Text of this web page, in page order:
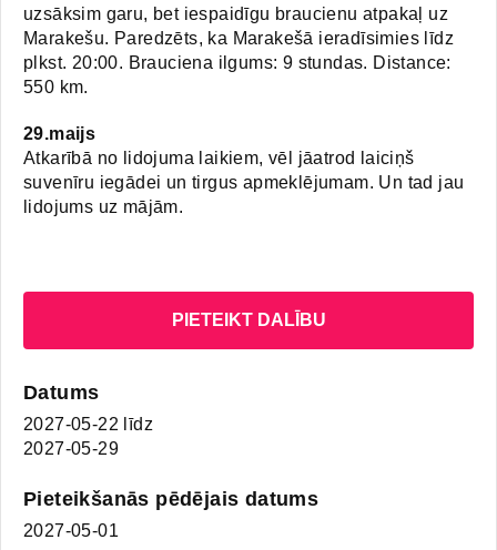
uzsāksim garu, bet iespaidīgu braucienu atpakaļ uz
Marakešu. Paredzēts, ka Marakešā ieradīsimies līdz
plkst. 20:00. Brauciena ilgums: 9 stundas. Distance:
550 km.
29.maijs
Atkarībā no lidojuma laikiem, vēl jāatrod laiciņš
suvenīru iegādei un tirgus apmeklējumam. Un tad jau
lidojums uz mājām.
PIETEIKT DALĪBU
Datums
2027-05-22 līdz
2027-05-29
Pieteikšanās pēdējais datums
2027-05-01